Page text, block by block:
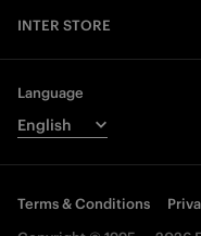
INTER STORE
Language
Terms & Conditions